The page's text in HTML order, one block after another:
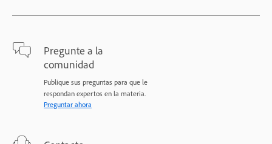
Pregunte a la
comunidad
Publique sus preguntas para que le
respondan expertos en la materia.
Preguntar ahora